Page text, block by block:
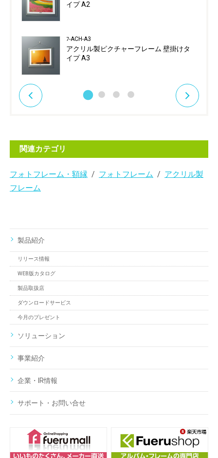
イプ A2
ﾌ-ACH-A3
アクリル製ピクチャーフレーム 壁掛けタ
イプ A3
関連カテゴリ
フォトフレーム・額縁 フォトフレーム
アクリル製
フレーム
製品紹介
リリース情報
WEB版カタログ
製品取扱店
ダウンロードサービス
今月のプレゼント
ソリューション
事業紹介
企業・IR情報
サポート・お問い合せ